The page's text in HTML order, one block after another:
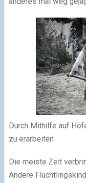
Durch Mithilfe auf
zu erarbeiten
Die meiste Zeit
Andere